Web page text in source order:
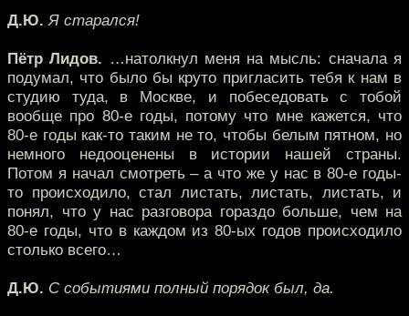
Д.Ю. Я старался!
Пётр Лидов. …натолкнул меня на мысль: сначала я
подумал, что было бы круто пригласить тебя к нам в
студию туда, в Москве, и побеседовать с тобой
вообще про 80-е годы, потому что мне кажется, что
80-е годы как-то таким не то, чтобы белым пятном, но
немного недооценены в истории нашей страны.
Потом я начал смотреть – а что же у нас в 80-е годы-
то происходило, стал листать, листать, листать, и
понял, что у нас разговора гораздо больше, чем на
80-е годы, что в каждом из 80-ых годов происходило
столько всего…
Д.Ю. С событиями полный порядок был, да.